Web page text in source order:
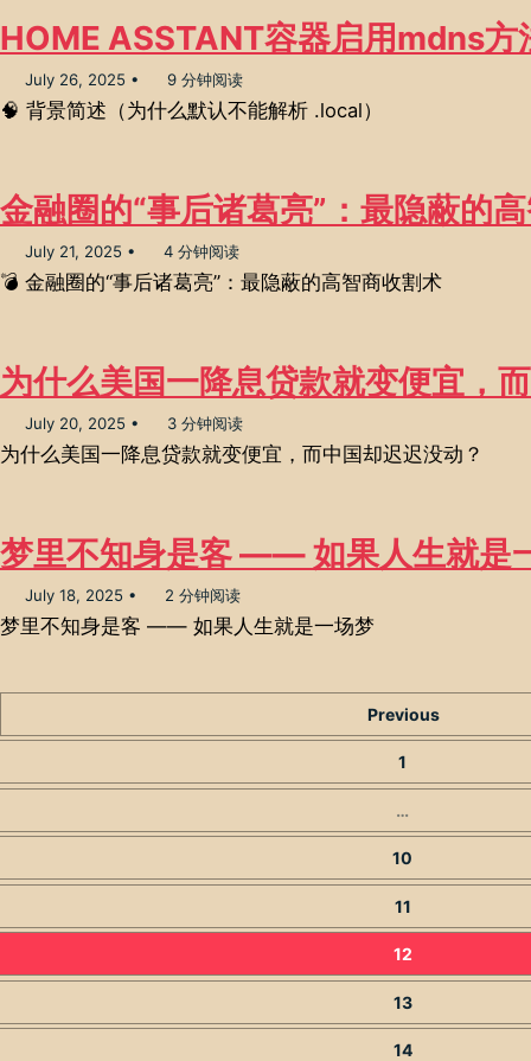
HOME ASSTANT容器启用mdns方
July 26, 2025 9 分钟阅读
🧠 背景简述（为什么默认不能解析 .local）
金融圈的“事后诸葛亮”：最隐蔽的
July 21, 2025 4 分钟阅读
💣 金融圈的“事后诸葛亮”：最隐蔽的高智商收割术
为什么美国一降息贷款就变便宜，
July 20, 2025 3 分钟阅读
为什么美国一降息贷款就变便宜，而中国却迟迟没动？
梦里不知身是客 —— 如果人生就是
July 18, 2025 2 分钟阅读
梦里不知身是客 —— 如果人生就是一场梦
Previous
1
…
10
11
12
13
14